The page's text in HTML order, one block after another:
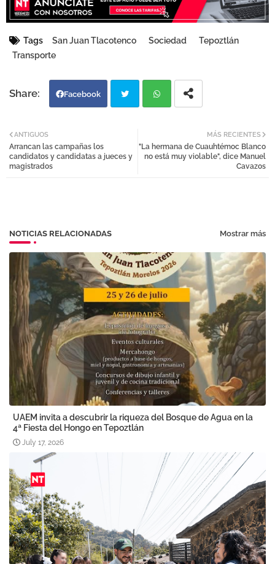
Tags San Juan Tlacotenco Sociedad
Tepoztlán
Transporte
Facebook
atsa
MÁS RECIENTES
"La hermana de Cuauhtémoc Blanco
no está muy violable", dice Manuel
Cavazos
ANTIGUOS
Arrancan las campañas los
candidatos y candidatas a jueces y
magistrados
NOTICIAS RELACIONADAS Mostrar más
UAEM invita a descubrir la riqueza del Bosque de Agua en la
4ª Fiesta del Hongo en Tepoztlán
July 17, 2026